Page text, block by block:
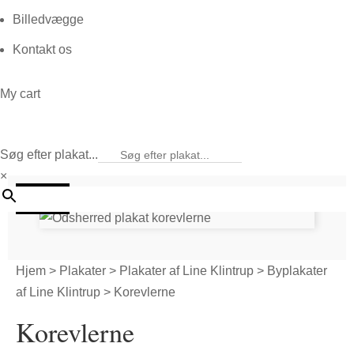
Billedvægge
Kontakt os
My cart
Søg efter plakat...
×
Hjem > Plakater > Plakater af Line Klintrup > Byplakater
af Line Klintrup > Korevlerne
Korevlerne